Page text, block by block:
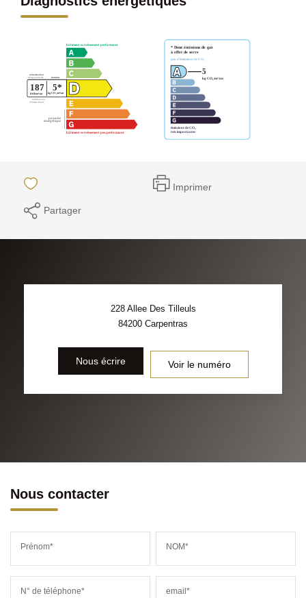
Imprimer
Partager
228 Allee Des Tilleuls
84200 Carpentras
Nous écrire Voir le numéro
Nous contacter
Prénom* NOM*
N° de téléphone* email*